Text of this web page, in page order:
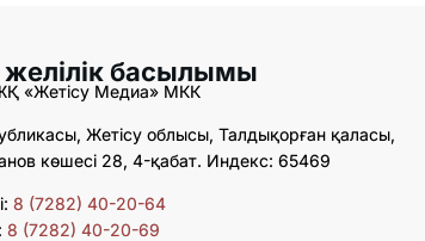
басылымы
«Жетісу Медиа» МКК
Жетісу облысы, Талдықорған қаласы,
көшесі 28, 4-қабат. Индекс: 65469
8 (7282) 40-20-64
8 (7282) 40-20-69